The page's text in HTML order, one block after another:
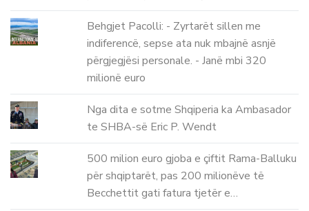
Behgjet Pacolli: - Zyrtarët sillen me
indiferencë, sepse ata nuk mbajnë asnjë
përgjegjësi personale. - Janë mbi 320
milionë euro
Nga dita e sotme Shqiperia ka Ambasador
te SHBA-së Eric P. Wendt
500 milion euro gjoba e çiftit Rama-Balluku
për shqiptarët, pas 200 milionëve të
Becchettit gati fatura tjetër e…